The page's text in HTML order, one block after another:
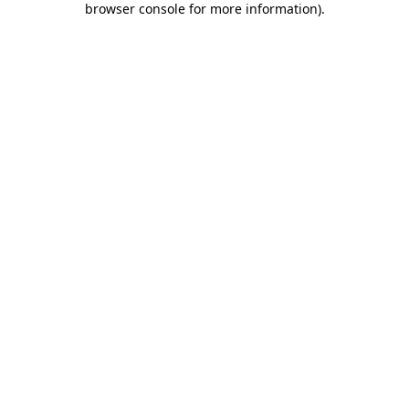
browser console for more information).